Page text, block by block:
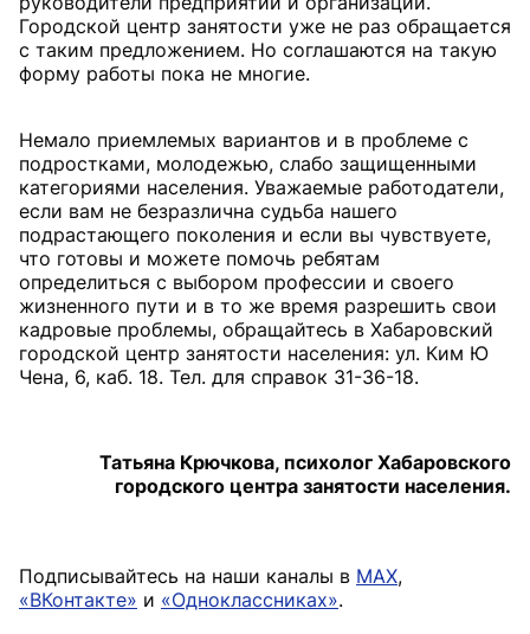
Городской центр занятости уже не раз обращается
с таким предложением. Но соглашаются на такую
форму работы пока не многие.
Немало приемлемых вариантов и в проблеме с
подростками, молодежью, слабо защищенными
категориями населения. Уважаемые работодатели,
если вам не безразлична судьба нашего
подрастающего поколения и если вы чувствуете,
что готовы и можете помочь ребятам
определиться с выбором профессии и своего
жизненного пути и в то же время разрешить свои
кадровые проблемы, обращайтесь в Хабаровский
городской центр занятости населения: ул. Ким Ю
Чена, 6, каб. 18. Тел. для справок 31-36-18.
Татьяна Крючкова, психолог Хабаровского
городского центра занятости населения.
Подписывайтесь на наши каналы в MAX,
«ВКонтакте» и «Одноклассниках».